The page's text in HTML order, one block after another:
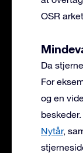
OSR
Da
For
og en
Nytår,